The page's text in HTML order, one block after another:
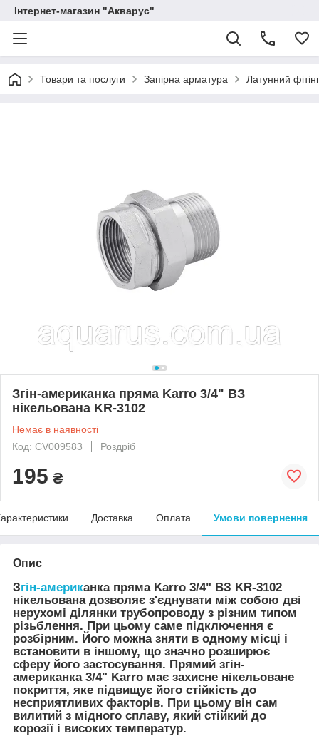
Інтернет-магазин "Акварус"
Товари та послуги Запірна арматура Латунний
Згін-американка пряма Karro 3/4" ВЗ
нікельована KR-3102
Немає в наявності
Код: CV009583
Роздріб
195 ₴
Доставка Оплата Умови повернення
Опис
Згін-американка пряма Karro 3/4" ВЗ KR-3102
нікельована дозволяє з'єднувати між собою дві
нерухомі ділянки трубопроводу з різним типом
різьблення. При цьому саме підключення є
розбірним. Його можна зняти в одному місці і
встановити в іншому, що значно розширює
сферу його застосування. Прямий згін-
американка 3/4" Karro має захисне нікельоване
покриття, яке підвищує його стійкість до
несприятливих факторів. При цьому він сам
вилитий з мідного сплаву, який стійкий до
корозії і високих температур.